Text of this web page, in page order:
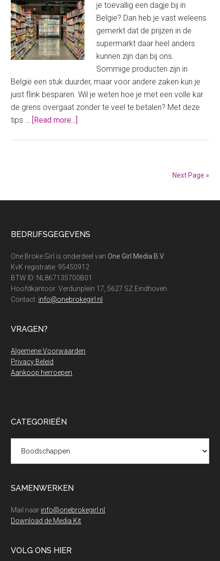
je toevallig een dagje bij in
Belgie? Dan heb je vast weleens
gemerkt dat de prijzen in de
supermarkt daar heel anders
kunnen zijn dan bij ons.
Sommige producten zijn in
België een stuk duurder, maar voor andere zaken kun je
juist flink besparen. Wil je weten hoe je met een volle kar
de grens overgaat zonder te veel te betalen? Met deze
tips …
[Read more...]
Next Page »
Footer
BEDRIJFSGEGEVENS
One Broke Girl is onderdeel vanOne Girl Media B.V.
KvK registratie: 95450912
BTW ID: NL867135700B01
Hoofdkantoor: Verdunplein 17, 5627 SZ Eindhoven
Contact: info@onebrokegirl.nl
VRAGEN?
Algemene Voorwaarden
Privacy Beleid
Aankoop herroepen
CATEGORIEËN
SAMENWERKEN
Mail naar info@onebrokegirl.nl
Download de Media Kit
VOLG ONS HIER